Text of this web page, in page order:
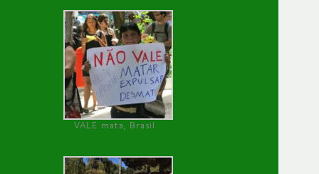
VALE mata, Brasil